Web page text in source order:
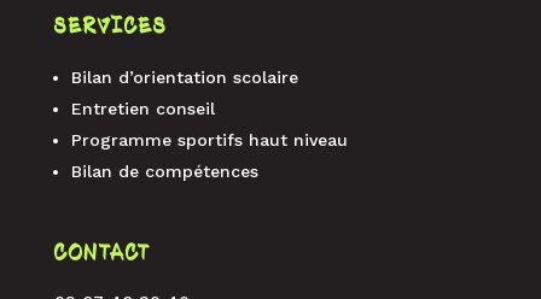
SERVICES
Bilan d’orientation scolaire
Entretien conseil
Programme sportifs haut niveau
Bilan de compétences
CONTACT